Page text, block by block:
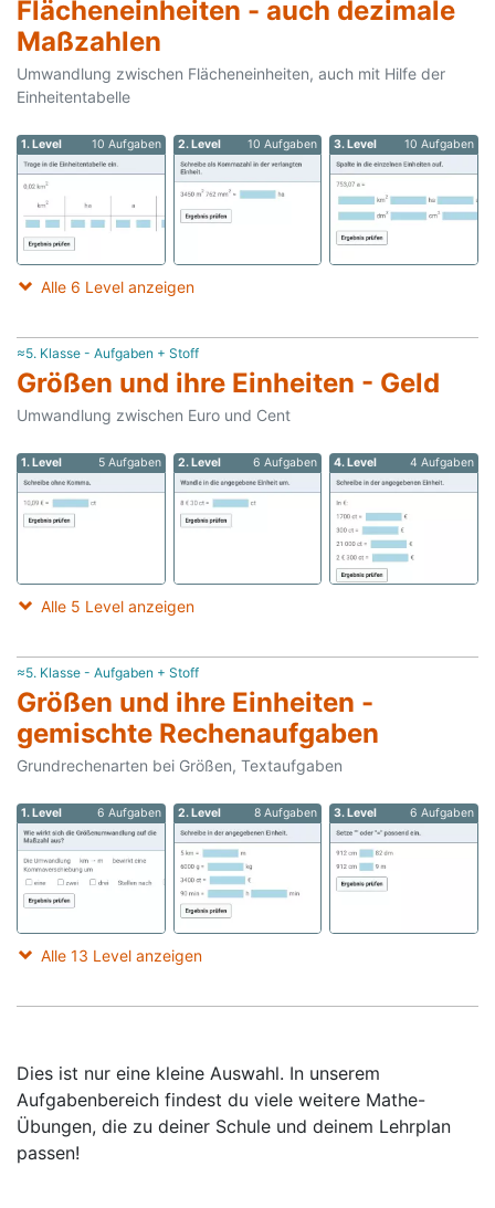
Flächeneinheiten - auch dezimale
Maßzahlen
Umwandlung zwischen Flächeneinheiten, auch mit Hilfe der
Einheitentabelle
1. Level 10 Aufgaben 2. Level 10 Aufgaben 3. Level 10 Aufgaben
Alle 6 Level anzeigen
≈5. Klasse - Aufgaben + Stoff
Größen und ihre Einheiten - Geld
Umwandlung zwischen Euro und Cent
1. Level 5 Aufgaben 2. Level 6 Aufgaben 4. Level 4 Aufgaben
Alle 5 Level anzeigen
≈5. Klasse - Aufgaben + Stoff
Größen und ihre Einheiten -
gemischte Rechenaufgaben
Grundrechenarten bei Größen, Textaufgaben
1. Level 6 Aufgaben 2. Level 8 Aufgaben 3. Level 6 Aufgaben
Alle 13 Level anzeigen
Dies ist nur eine kleine Auswahl. In unserem
Aufgabenbereich findest du viele weitere Mathe-
Übungen, die zu deiner Schule und deinem Lehrplan
passen!